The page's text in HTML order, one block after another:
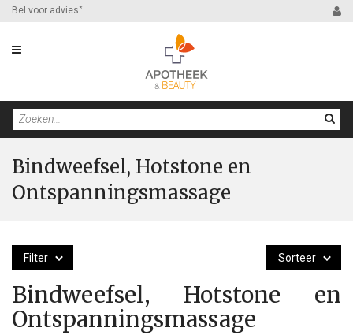
Bel voor advies *
Bindweefsel, Hotstone en
Ontspanningsmassage
Filter Sorteer
Bindweefsel, Hotstone en
Ontspanningsmassage